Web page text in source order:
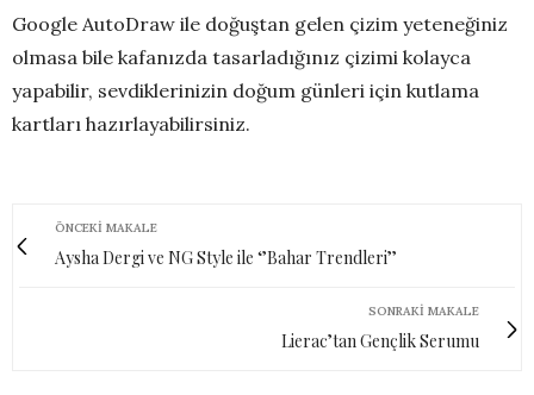
Google AutoDraw ile doğuştan gelen çizim yeteneğiniz
olmasa bile kafanızda tasarladığınız çizimi kolayca
yapabilir, sevdiklerinizin doğum günleri için kutlama
kartları hazırlayabilirsiniz.
ÖNCEKI MAKALE
Aysha Dergi ve NG Style ile ‘’Bahar Trendleri’’
SONRAKI MAKALE
Lierac’tan Gençlik Serumu